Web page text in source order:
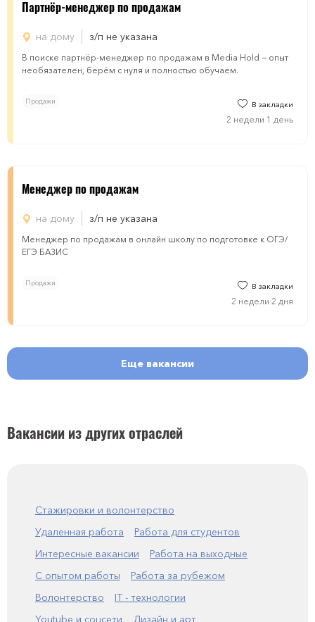
Партнёр-менеджер по продажам
на дому з/п не указана
В поиске партнёр-менеджер по продажам в Media Hold — опыт
необязателен, берём с нуля и полностью обучаем.
Продажи В закладки
2 недели 1 день
Менеджер по продажам
на дому з/п не указана
Менеджер по продажам в онлайн школу по подготовке к ОГЭ/
ЕГЭ БАЗИС
Продажи В закладки
2 недели 2 дня
Еще вакансии
Вакансии из других отраслей
Стажировки и волонтерство
Удаленная работа
Работа для студентов
Интересные вакансии
Работа на выходные
С опытом работы
Работа за рубежом
Волонтерство
IT - технологии
Youtube и соцсети
Дизайн и арт